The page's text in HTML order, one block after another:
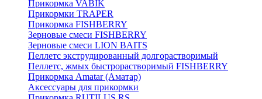
Прикормка VABIK
Прикормки TRAPER
Прикормка FISHBERRY
Зерновые смеси FISHBERRY
Зерновые смеси LION BAITS
Пеллетс экструдированный долгорастворимый
Пеллетс, жмых быстрорастворимый FISHBERRY
Прикормка Amatar (Аматар)
Аксессуары для прикормки